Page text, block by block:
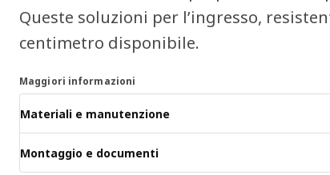
Queste soluzioni per l’ingresso,
centimetro disponibile.
Maggiori informazioni
Materiali e manutenzione
Montaggio e documenti